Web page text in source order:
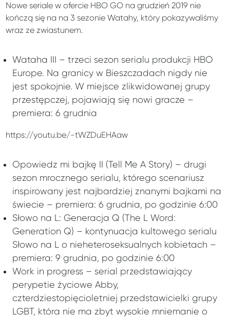
Nowe seriale w ofercie HBO GO na grudzień 2019 nie
kończą się na na 3 sezonie Watahy, który pokazywaliśmy
wraz ze zwiastunem.
Wataha III – trzeci sezon serialu produkcji HBO
Europe. Na granicy w Bieszczadach nigdy nie
jest spokojnie. W miejsce zlikwidowanej grupy
przestępczej, pojawiają się nowi gracze –
premiera: 6 grudnia
https://youtu.be/-tWZDuEHAaw
Opowiedz mi bajkę II (Tell Me A Story) – drugi
sezon mrocznego serialu, którego scenariusz
inspirowany jest najbardziej znanymi bajkami na
świecie – premiera: 6 grudnia, po godzinie 6:00
Słowo na L: Generacja Q (The L Word:
Generation Q) – kontynuacja kultowego serialu
Słowo na L o nieheteroseksualnych kobietach –
premiera: 9 grudnia, po godzinie 6:00
Work in progress – serial przedstawiający
perypetie życiowe Abby,
czterdziestopięcioletniej przedstawicielki grupy
LGBT, która nie ma zbyt wysokie mniemanie o